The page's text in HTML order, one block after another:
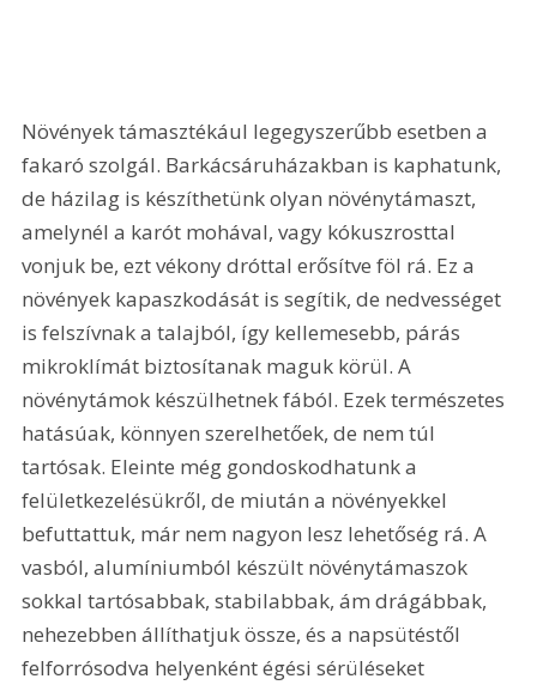
Növények támasztékául legegyszerűbb esetben a
fakaró szolgál. Barkácsáruházakban is kaphatunk,
de házilag is készíthetünk olyan növénytámaszt,
amelynél a karót mohával, vagy kókuszrosttal
vonjuk be, ezt vékony dróttal erősítve föl rá. Ez a
növények kapaszkodását is segítik, de nedvességet
is felszívnak a talajból, így kellemesebb, párás
mikroklímát biztosítanak maguk körül. A
növénytámok készülhetnek fából. Ezek természetes
hatásúak, könnyen szerelhetőek, de nem túl
tartósak. Eleinte még gondoskodhatunk a
felületkezelésükről, de miután a növényekkel
befuttattuk, már nem nagyon lesz lehetőség rá. A
vasból, alumíniumból készült növénytámaszok
sokkal tartósabbak, stabilabbak, ám drágábbak,
nehezebben állíthatjuk össze, és a napsütéstől
felforrósodva helyenként égési sérüléseket